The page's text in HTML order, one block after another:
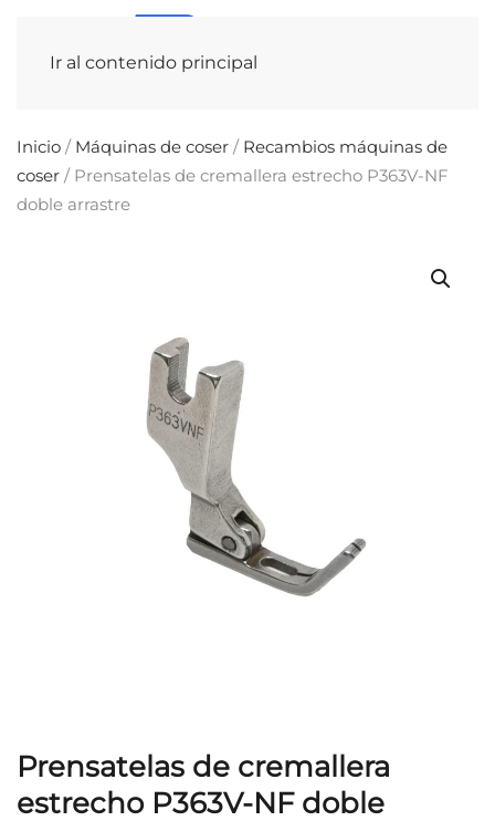
Ir al contenido principal
Inicio / Máquinas de coser / Recambios máquinas de
coser / Prensatelas de cremallera estrecho P363V-NF
doble arrastre
Prensatelas de cremallera
estrecho P363V-NF doble